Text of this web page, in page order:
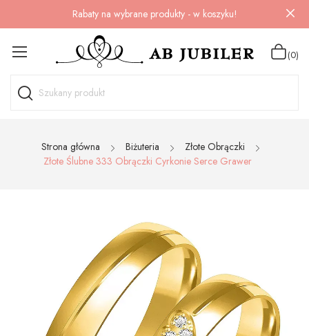
Rabaty na wybrane produkty - w koszyku!
(0)
Strona główna Biżuteria
Złote Obrączki
Złote Ślubne 333 Obrączki Cyrkonie Serce Grawer